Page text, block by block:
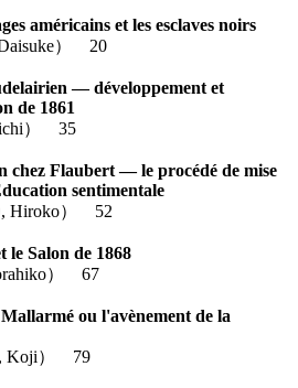
américains et les esclaves noirs
） 20
― développement et
de 1861
） 35
chez Flaubert ― le procédé de mise
sentimentale
Hiroko） 52
Salon de 1868
） 67
ou l'avènement de la
Koji） 79